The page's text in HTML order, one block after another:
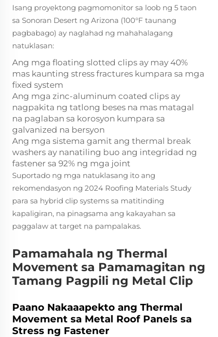
Isang proyektong pagmomonitor sa loob ng 5 taon
sa Sonoran Desert ng Arizona (100°F taunang
pagbabago) ay naglahad ng mahahalagang
natuklasan:
Ang mga floating slotted clips ay may 40%
mas kaunting stress fractures kumpara sa mga
fixed system
Ang mga zinc-aluminum coated clips ay
nagpakita ng tatlong beses na mas matagal
na paglaban sa korosyon kumpara sa
galvanized na bersyon
Ang mga sistema gamit ang thermal break
washers ay nanatiling buo ang integridad ng
fastener sa 92% ng mga joint
Suportado ng mga natuklasang ito ang
rekomendasyon ng 2024 Roofing Materials Study
para sa hybrid clip systems sa matitinding
kapaligiran, na pinagsama ang kakayahan sa
paggalaw at target na pampalakas.
Pamamahala ng Thermal
Movement sa Pamamagitan ng
Tamang Pagpili ng Metal Clip
Paano Nakaaapekto ang Thermal
Movement sa Metal Roof Panels sa
Stress ng Fastener